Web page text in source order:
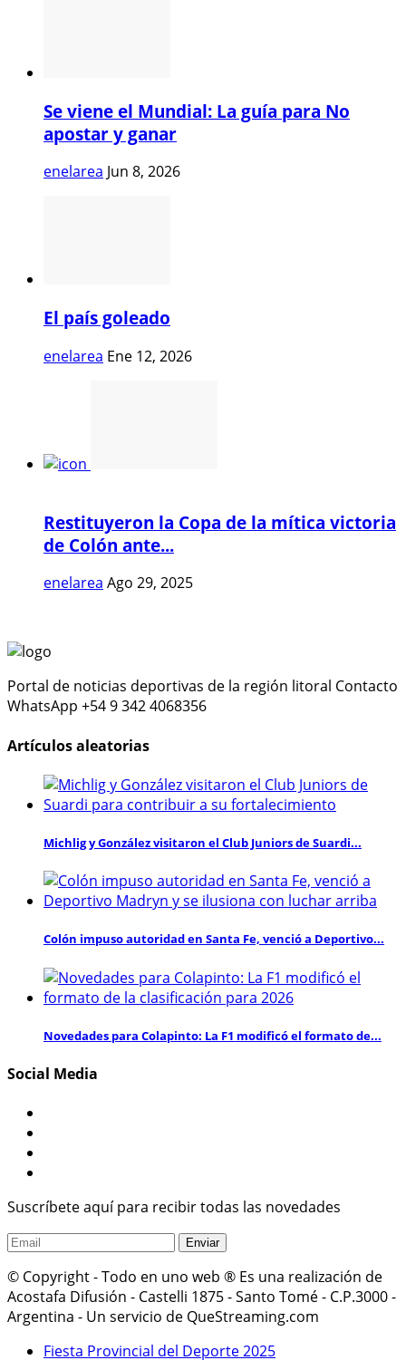
Se viene el Mundial: La guía para No
apostar y ganar
enelarea Jun 8, 2026
El país goleado
enelarea Ene 12, 2026
Restituyeron la Copa de la mítica victoria
de Colón ante...
enelarea Ago 29, 2025
Portal de noticias deportivas de la región litoral Contacto
WhatsApp +54 9 342 4068356
Artículos aleatorias
Michlig y González visitaron el Club Juniors de Suardi...
Colón impuso autoridad en Santa Fe, venció a Deportivo...
Novedades para Colapinto: La F1 modificó el formato de...
Social Media
Suscríbete aquí para recibir todas las novedades
© Copyright - Todo en uno web ® Es una realización de
Acostafa Difusión - Castelli 1875 - Santo Tomé - C.P.3000 -
Argentina - Un servicio de QueStreaming.com
Fiesta Provincial del Deporte 2025